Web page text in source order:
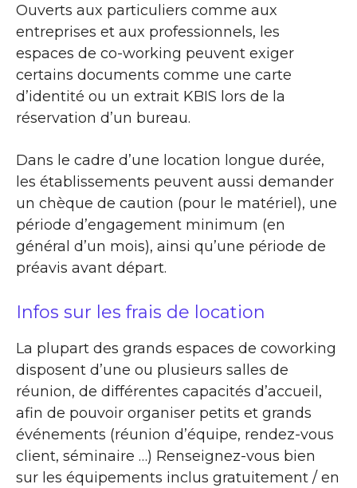
Ouverts aux particuliers comme aux
entreprises et aux professionnels, les
espaces de co-working peuvent exiger
certains documents comme une carte
d’identité ou un extrait KBIS lors de la
réservation d’un bureau.
Dans le cadre d’une location longue durée,
les établissements peuvent aussi demander
un chèque de caution (pour le matériel), une
période d’engagement minimum (en
général d’un mois), ainsi qu’une période de
préavis avant départ.
Infos sur les frais de location
La plupart des grands espaces de coworking
disposent d’une ou plusieurs salles de
réunion, de différentes capacités d’accueil,
afin de pouvoir organiser petits et grands
événements (réunion d’équipe, rendez-vous
client, séminaire …) Renseignez-vous bien
sur les équipements inclus gratuitement / en